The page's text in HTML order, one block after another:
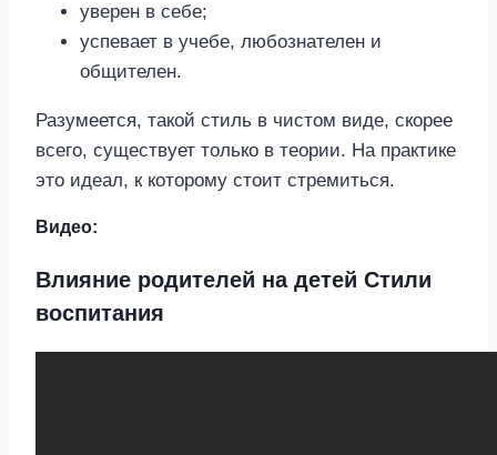
уверен в себе;
успевает в учебе, любознателен и
общителен.
Разумеется, такой стиль в чистом виде, скорее
всего, существует только в теории. На практике
это идеал, к которому стоит стремиться.
Видео:
Влияние родителей на детей Стили
воспитания